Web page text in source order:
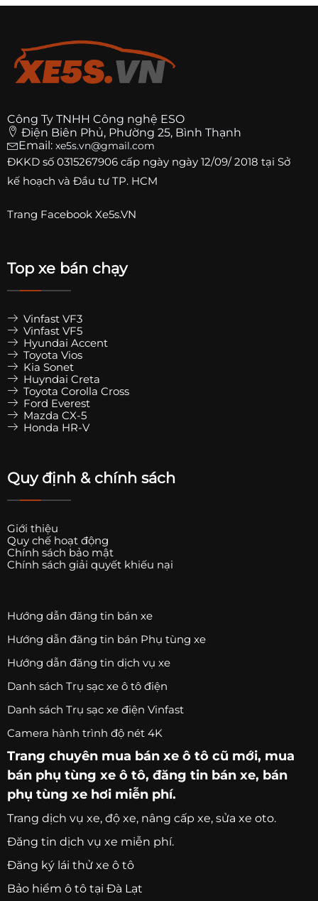
Công Ty TNHH Công nghệ ESO
Điện Biên Phủ, Phường 25, Bình Thạnh
Email: xe5s.vn@gmail.com
ĐKKD số 0315267906 cấp ngày ngày 12/09/ 2018 tại Sở
kế hoạch và Đầu tư TP. HCM
Trang Facebook Xe5s.VN
Top xe bán chạy
Vinfast VF3
Vinfast VF5
Hyundai Accent
Toyota Vios
Kia Sonet
Huyndai Creta
Toyota Corolla Cross
Ford Everest
Mazda CX-5
Honda HR-V
Quy định & chính sách
Giới thiệu
Quy chế hoạt động
Chính sách bảo mật
Chính sách giải quyết khiếu nại
Hướng dẫn đăng tin bán xe
Hướng dẫn đăng tin bán Phụ tùng xe
Hướng dẫn đăng tin dịch vụ xe
Danh sách Trụ sạc xe ô tô điện
Danh sách Trụ sạc xe điện Vinfast
Camera hành trình độ nét 4K
Trang chuyên mua bán xe ô tô cũ mới, mua
bán phụ tùng xe ô tô, đăng tin bán xe, bán
phụ tùng xe hơi miễn phí.
Trang dịch vụ xe, độ xe, nâng cấp xe, sửa xe oto.
Đăng tin dịch vụ xe miễn phí.
Đăng ký lái thử xe ô tô
Bảo hiểm ô tô tại Đà Lạt